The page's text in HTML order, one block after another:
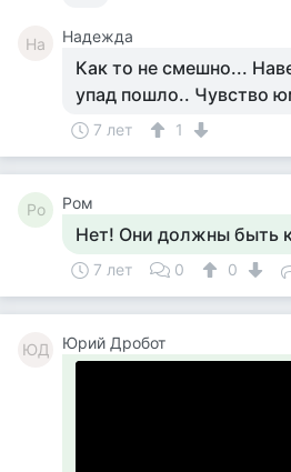
На Надежда
Как то не смешно...
упад пошло.. Чувство
7 лет 1
Ро Ром
Нет! Они должны быть
7 лет 0 0
ЮД Юрий Дробот